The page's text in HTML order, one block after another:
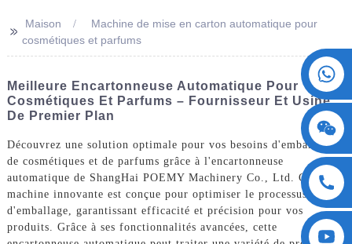
>>
Maison
Machine de mise en carton automatique pour
cosmétiques et parfums
Meilleure Encartonneuse Automatique Pour
Cosmétiques Et Parfums – Fournisseur Et Usine
De Premier Plan
Découvrez une solution optimale pour vos besoins d'emballage
de cosmétiques et de parfums grâce à l'encartonneuse
automatique de ShangHai POEMY Machinery Co., Ltd. Cette
machine innovante est conçue pour optimiser le processus
d'emballage, garantissant efficacité et précision pour vos
produits. Grâce à ses fonctionnalités avancées, cette